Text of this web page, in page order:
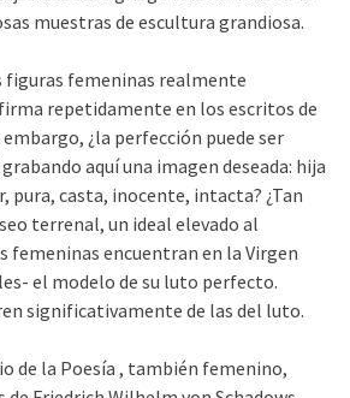
muestras de escultura grandiosa.
figuras femeninas realmente
repetidamente en los escritos de
¿la perfección puede ser
aquí una imagen deseada: hija
pura, casta, inocente, intacta? ¿Tan
terrenal, un ideal elevado al
femeninas encuentran en la Virgen
el modelo de su luto perfecto.
significativamente de las del luto.
de la Poesía , también femenino,